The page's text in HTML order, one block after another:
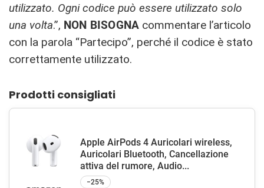
utilizzato. Ogni codice può essere utilizzato solo
una volta.”, NON BISOGNA commentare l’articolo
con la parola “Partecipo”, perché il codice è stato
correttamente utilizzato.
Prodotti consigliati
Apple AirPods 4 Auricolari wireless,
Auricolari Bluetooth, Cancellazione
attiva del rumore, Audio...
−25%